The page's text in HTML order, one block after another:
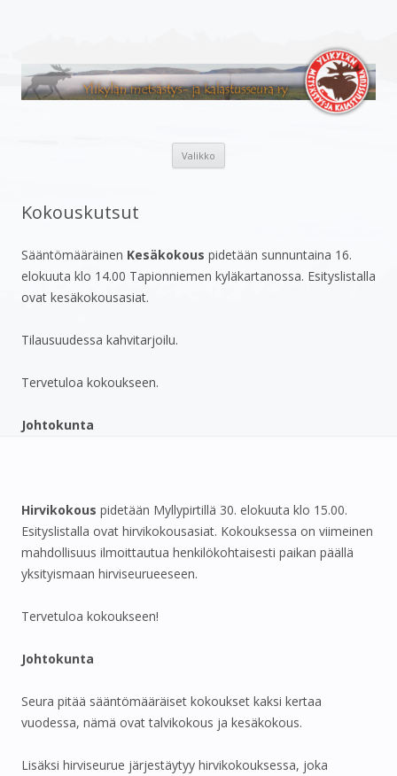
kalastusseura ry
Valikko
Kokouskutsut
Sääntömääräinen Kesäkokous pidetään sunnuntaina 16.
elokuuta klo 14.00 Tapionniemen kyläkartanossa. Esityslistalla
ovat kesäkokousasiat.
Tilausuudessa kahvitarjoilu.
Tervetuloa kokoukseen.
Johtokunta
Hirvikokous pidetään Myllypirtillä 30. elokuuta klo 15.00.
Esityslistalla ovat hirvikokousasiat. Kokouksessa on viimeinen
mahdollisuus ilmoittautua henkilökohtaisesti paikan päällä
yksityismaan hirviseurueeseen.
Tervetuloa kokoukseen!
Johtokunta
Seura pitää sääntömääräiset kokoukset kaksi kertaa
vuodessa, nämä ovat talvikokous ja kesäkokous.
Lisäksi hirviseurue järjestäytyy hirvikokouksessa, joka